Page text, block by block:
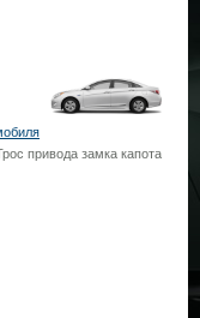
привода замка капота